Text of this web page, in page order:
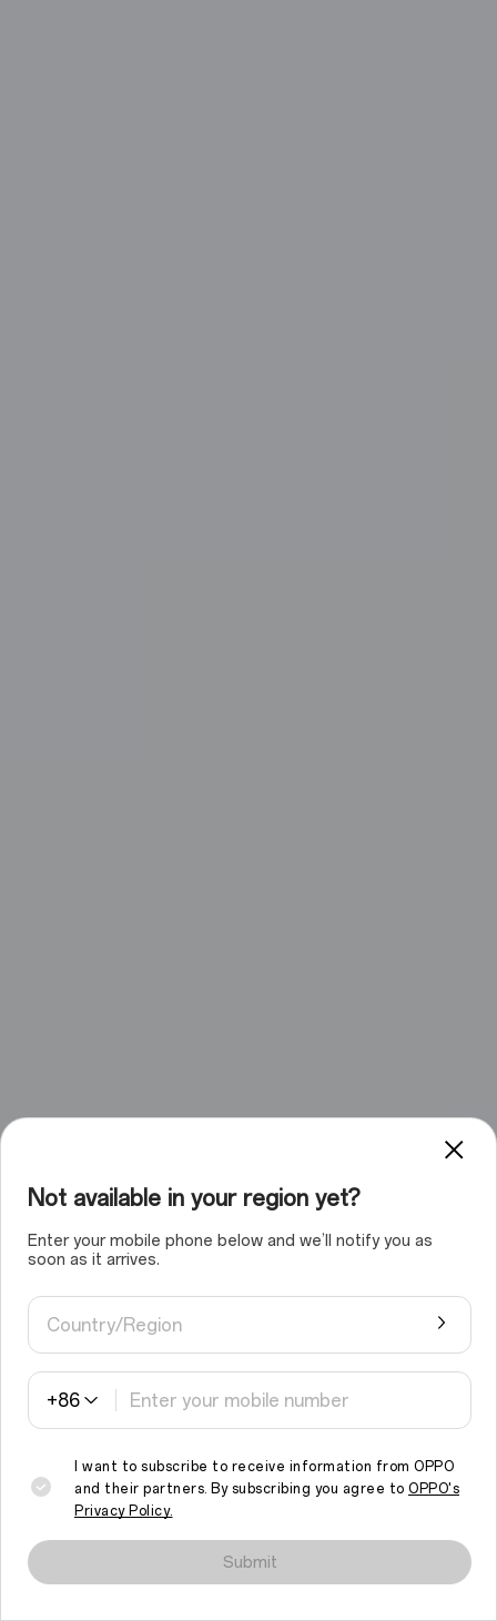
我们会使用Cookie和类似相关技术来使本网站正常操作运行，并分析流
量及优化您的浏览体验。继续浏览该网站，即表示您同意使用此类
cookie。阅读更多.
Not available in your region yet?
Enter your mobile phone below and we’ll notify you as
soon as it arrives.
Country/Region
+86
I want to subscribe to receive information from OPPO
and their partners. By subscribing you agree to OPPO's
Privacy Policy.
Submit